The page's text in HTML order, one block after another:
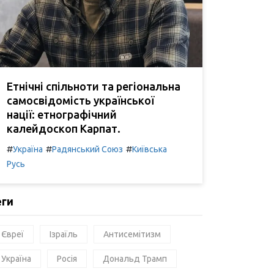
Етнічні спільноти та регіональна
самосвідомість української
нації: етнографічний
калейдоскоп Карпат.
#Україна #Радянський Союз #Київська
Русь
Євреї Ізраїль Антисемітизм
Україна Росія Дональд Трамп